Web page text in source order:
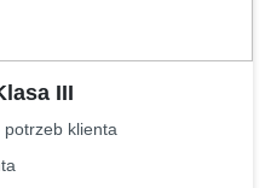
III
klienta